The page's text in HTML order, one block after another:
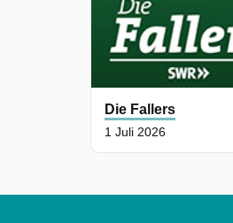
Die Fallers
1 Juli 2026